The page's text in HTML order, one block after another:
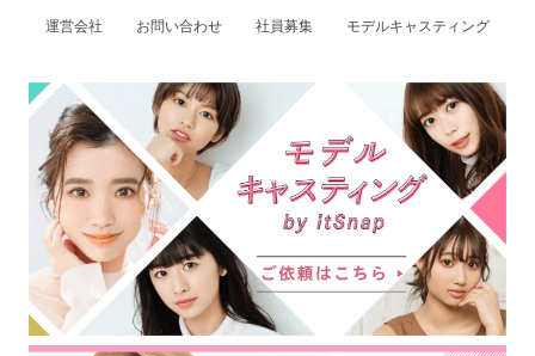
運営会社 お問い合わせ 社員募集 モデルキャスティング